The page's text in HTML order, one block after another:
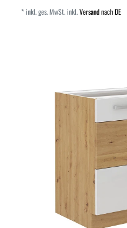
*inkl. ges. MwSt.inkl.Versand nach DE